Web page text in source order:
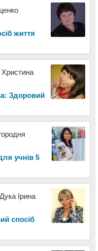
життя
Христина
Здоровий
учнів 5
Ірина
спосіб